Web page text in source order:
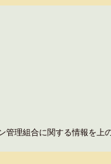
理組合に関する情報を